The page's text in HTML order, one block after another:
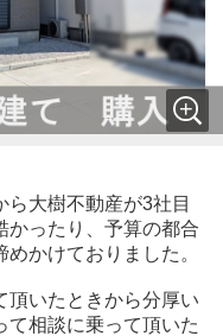
大樹不動産が3社目
かったり、予算の都合
かけておりました。
頂いたときから分厚い
て相談に乗って頂いた